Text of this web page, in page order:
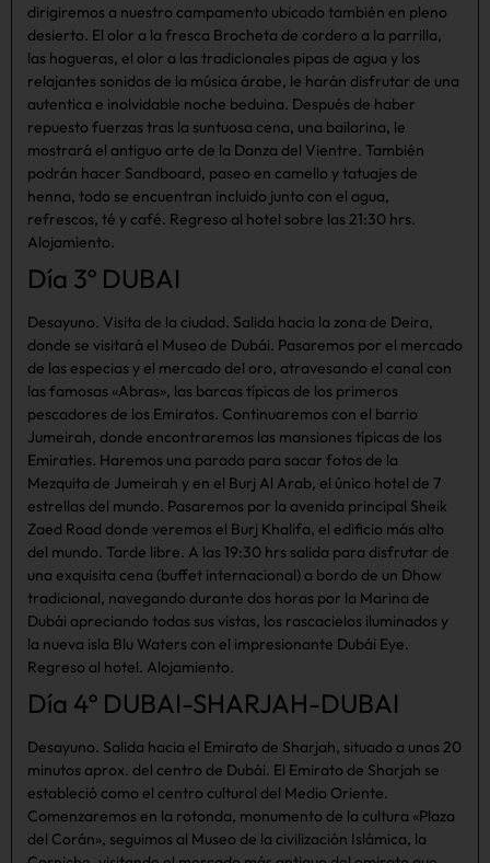
dirigiremos a nuestro campamento ubicado también en pleno
desierto. El olor a la fresca Brocheta de cordero a la parrilla,
las hogueras, el olor a las tradicionales pipas de agua y los
relajantes sonidos de la música árabe, le harán disfrutar de una
autentica e inolvidable noche beduina. Después de haber
repuesto fuerzas tras la suntuosa cena, una bailarina, le
mostrará el antiguo arte de la Danza del Vientre. También
podrán hacer Sandboard, paseo en camello y tatuajes de
henna, todo se encuentran incluido junto con el agua,
refrescos, té y café. Regreso al hotel sobre las 21:30 hrs.
Alojamiento.
Día 3º DUBAI
Desayuno. Visita de la ciudad. Salida hacia la zona de Deira,
donde se visitará el Museo de Dubái. Pasaremos por el mercado
de las especias y el mercado del oro, atravesando el canal con
las famosas «Abras», las barcas típicas de los primeros
pescadores de los Emiratos. Continuaremos con el barrio
Jumeirah, donde encontraremos las mansiones típicas de los
Emiraties. Haremos una parada para sacar fotos de la
Mezquita de Jumeirah y en el Burj Al Arab, el único hotel de 7
estrellas del mundo. Pasaremos por la avenida principal Sheik
Zaed Road donde veremos el Burj Khalifa, el edificio más alto
del mundo. Tarde libre. A las 19:30 hrs salida para disfrutar de
una exquisita cena (buffet internacional) a bordo de un Dhow
tradicional, navegando durante dos horas por la Marina de
Dubái apreciando todas sus vistas, los rascacielos iluminados y
la nueva isla Blu Waters con el impresionante Dubái Eye.
Regreso al hotel. Alojamiento.
Día 4º DUBAI-SHARJAH-DUBAI
Desayuno. Salida hacia el Emirato de Sharjah, situado a unos 20
minutos aprox. del centro de Dubái. El Emirato de Sharjah se
estableció como el centro cultural del Medio Oriente.
Comenzaremos en la rotonda, monumento de la cultura «Plaza
del Corán», seguimos al Museo de la civilización Islámica, la